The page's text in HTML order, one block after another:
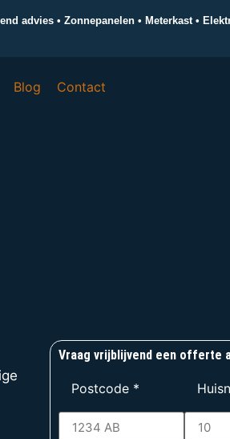
advies • Zonnepanelen • Meterkast •
Blog Contact
Vraag vrijblijvend een offerte
Postcode *